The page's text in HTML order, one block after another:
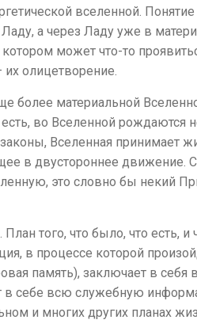
вселенной.
а через Ладу уже в
может что-то
олицетворение.
более материальной
во Вселенной рождаются
Вселенная принимает
в двустороннее движение.
это словно бы некий
того, что было, что есть, и
в процессе которой
память), заключает в себя
себе всю служебную
и многих других планах